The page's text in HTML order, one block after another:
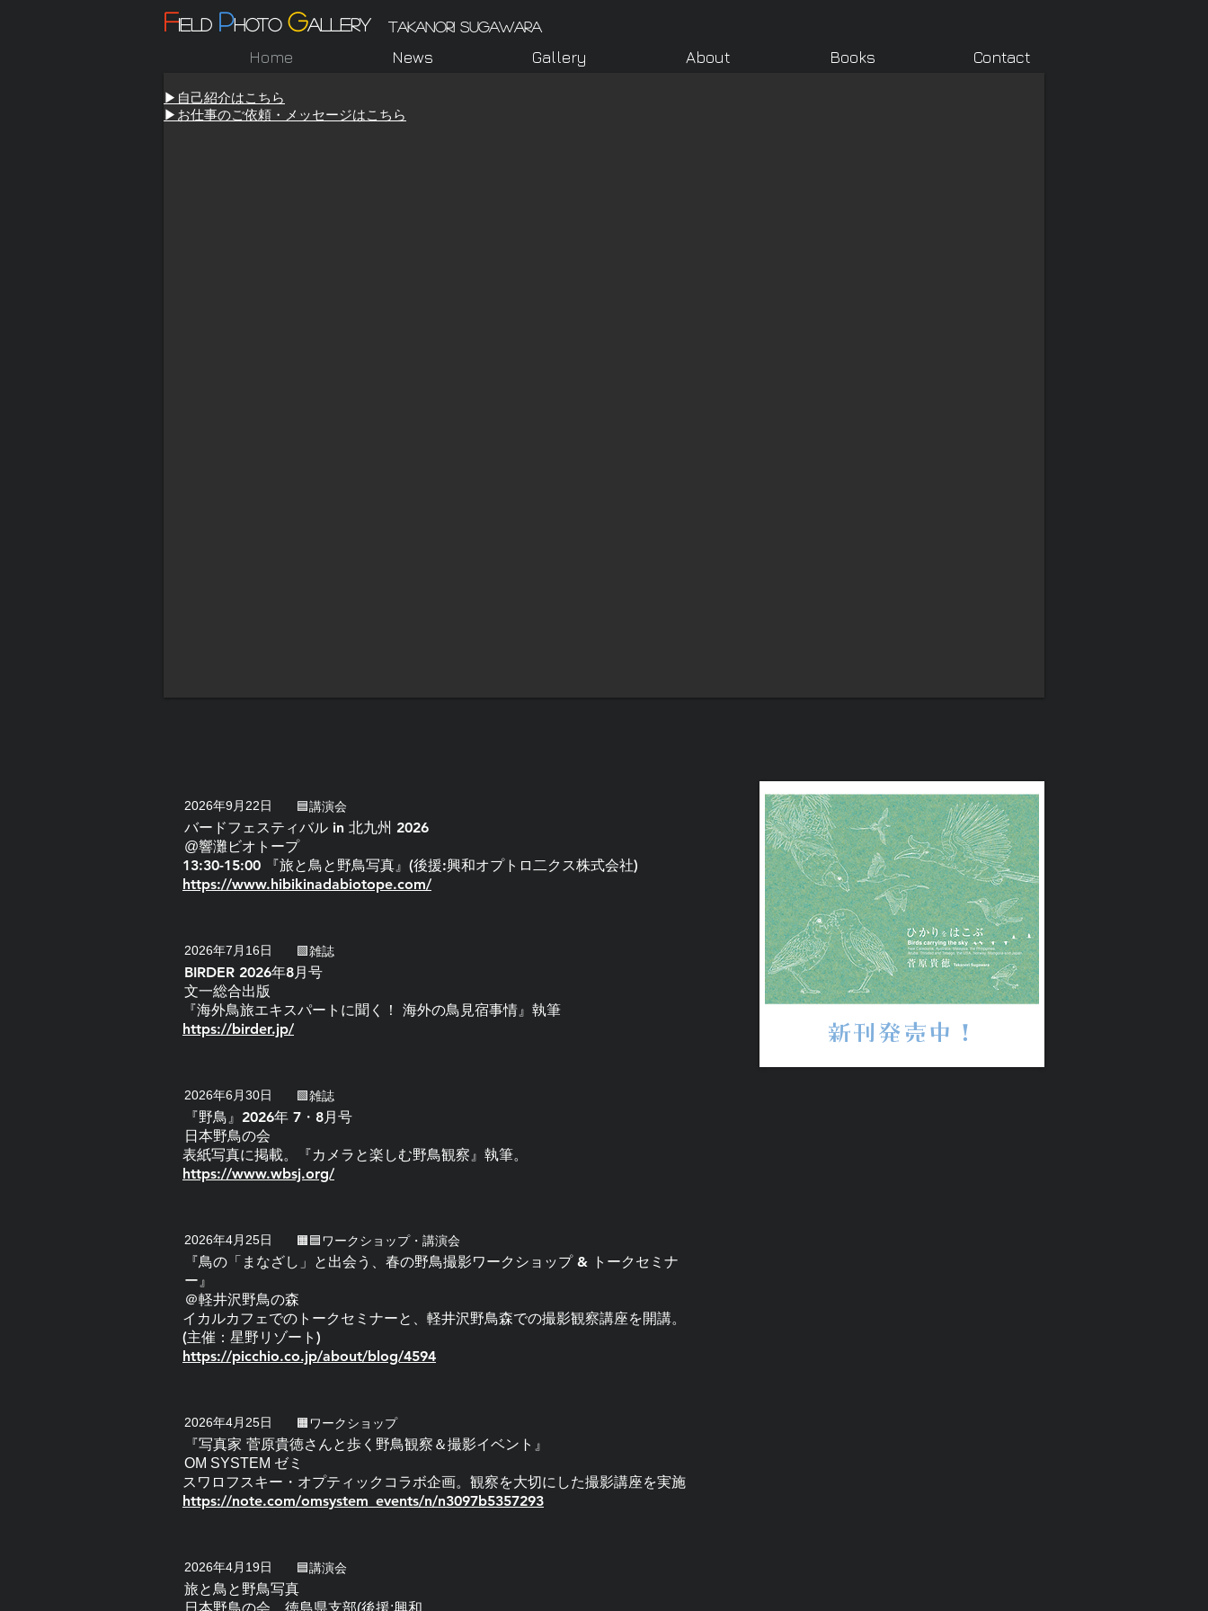
Field Photo Gallery Takanori Sugawara
Home News Gallery About Books Contact
▶︎自己紹介はこちら
▶︎お仕事のご依頼・メッセージはこちら
2026年9月22日 🟦講演会
バードフェスティバル in 北九州 2026
@響灘ビオトープ
13:30-15:00 『旅と鳥と野鳥写真』(後援:興和オプトロ二クス株式会社)
https://www.hibikinadabiotope.com/
2026年7月16日 🟩雑誌
BIRDER 2026年8月号
文一総合出版
『海外鳥旅エキスパートに聞く！ 海外の鳥見宿事情』執筆
https://birder.jp/
2026年6月30日 🟩雑誌
『野鳥』2026年 7・8月号
日本野鳥の会
表紙写真に掲載。『カメラと楽しむ野鳥観察』執筆。
https://www.wbsj.org/
2026年4月25日 🟧🟦ワークショップ・講演会
『鳥の「まなざし」と出会う、春の野鳥撮影ワークショップ & トークセミナ
ー』
＠軽井沢野鳥の森
イカルカフェでのトークセミナーと、軽井沢野鳥森での撮影観察講座を開講。
(主催：星野リゾート)
https://picchio.co.jp/about/blog/4594
2026年4月25日 🟧ワークショップ
『写真家 菅原貴徳さんと歩く野鳥観察＆撮影イベント』
OM SYSTEM ゼミ
スワロフスキー・オプティックコラボ企画。観察を大切にした撮影講座を実施
https://note.com/omsystem_events/n/n3097b5357293
2026年4月19日 🟦講演会
旅と鳥と野鳥写真
日本野鳥の会 徳島県支部(後援:興和
新刊発売中！